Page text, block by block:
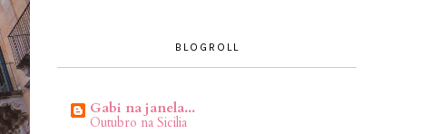
BLOGROLL
Gabi na janela...
Outubro na Sicilia